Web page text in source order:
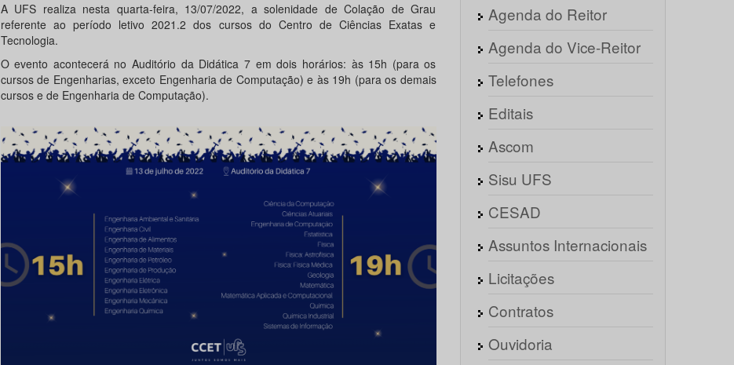
A UFS realiza nesta quarta-feira, 13/07/2022, a solenidade de Colação de Grau
referente ao período letivo 2021.2 dos cursos do Centro de Ciências Exatas e
Tecnologia.
O evento acontecerá no Auditório da Didática 7 em dois horários: às 15h (para os
cursos de Engenharias, exceto Engenharia de Computação) e às 19h (para os demais
cursos e de Engenharia de Computação).
Agenda do Reitor
Agenda do Vice-Reitor
Telefones
Editais
Ascom
Sisu UFS
CESAD
Assuntos Internacionais
Licitações
Contratos
Ouvidoria